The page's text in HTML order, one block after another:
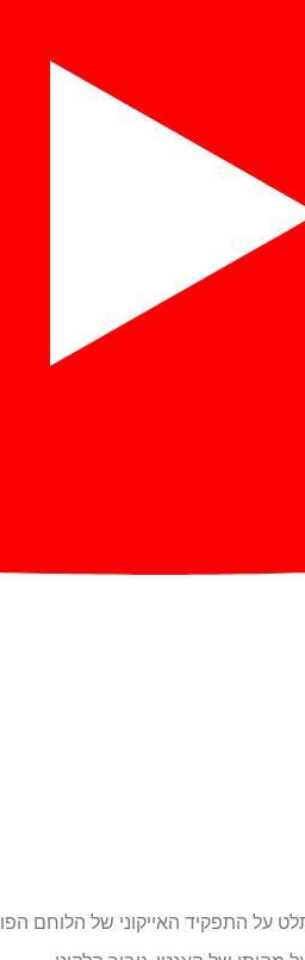
על התפקיד האייקוני של הלוחם